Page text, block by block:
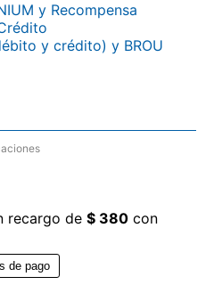
y Recompensa
y crédito) y BROU
recargo de $ 380con
de pago